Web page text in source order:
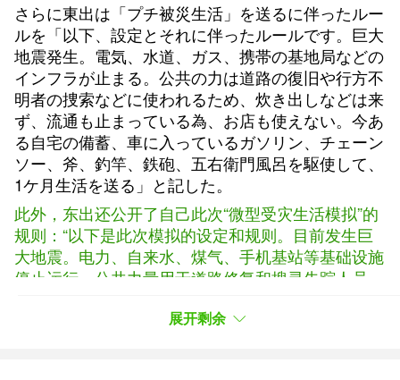
さらに東出は「プチ被災生活」を送るに伴ったルー
ルを「以下、設定とそれに伴ったルールです。巨大
地震発生。電気、水道、ガス、携帯の基地局などの
インフラが止まる。公共の力は道路の復旧や行方不
明者の捜索などに使われるため、炊き出しなどは来
ず、流通も止まっている為、お店も使えない。今あ
る自宅の備蓄、車に入っているガソリン、チェーン
ソー、斧、釣竿、鉄砲、五右衛門風呂を駆使して、
1ケ月生活を送る」と記した。
此外，东出还公开了自己此次“微型受灾生活模拟”的
规则：“以下是此次模拟的设定和规则。目前发生巨
大地震。电力、自来水、煤气、手机基站等基础设施
停止运行。公共力量用于道路修复和搜寻失踪人员
使用。我将灵活运用家中储备、车里的汽油、链锯、
展开剩余